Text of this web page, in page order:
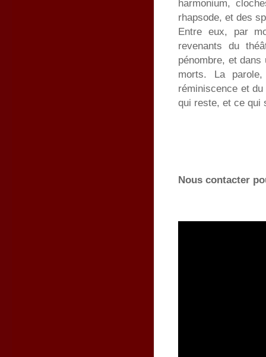
harmonium,
rhapsode, et des
Entre eux, par
revenants du
pénombre, et
morts. La
réminiscence et
qui reste, et ce qui
Nous contacter